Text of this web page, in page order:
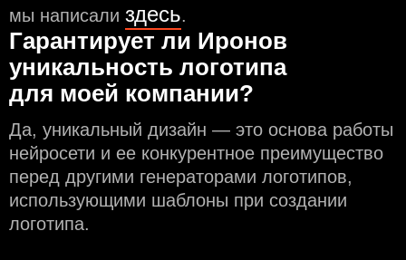
мы написали здесь.
Гарантирует ли Иронов
уникальность логотипа
для моей компании?
Да, уникальный дизайн — это основа работы
нейросети и еe конкурентное преимущество
перед другими генераторами логотипов,
использующими шаблоны при создании
логотипа.